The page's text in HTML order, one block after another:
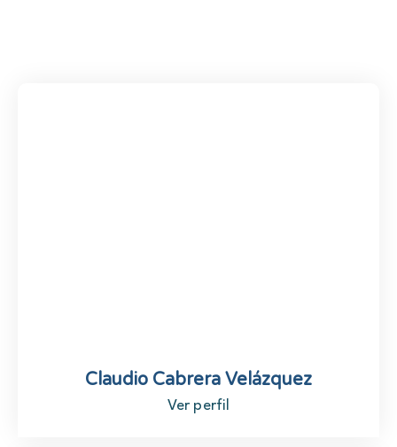
Claudio Cabrera Velázquez
Ver perfil